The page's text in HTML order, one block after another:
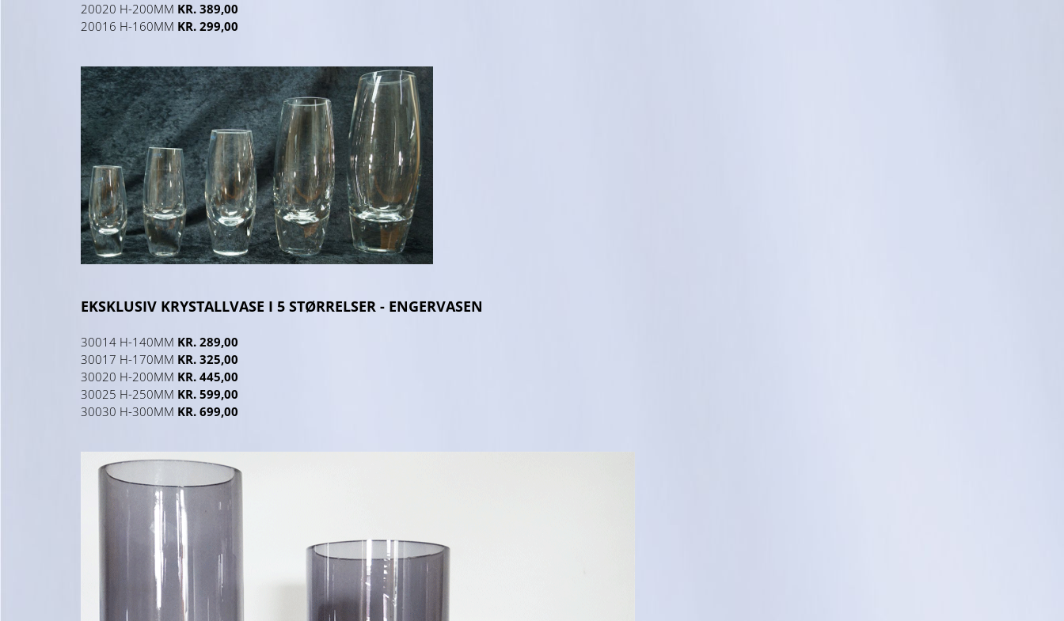
20020 H-200MM KR. 389,00
20016 H-160MM KR. 299,00
EKSKLUSIV KRYSTALLVASE I 5 STØRRELSER - ENGERVASEN
30014 H-140MM KR. 289,00
30017 H-170MM KR. 325,00
30020 H-200MM KR. 445,00
30025 H-250MM KR. 599,00
30030 H-300MM KR. 699,00